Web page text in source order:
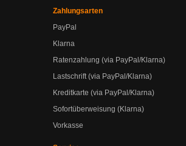
Zahlungsarten
PayPal
Klarna
Ratenzahlung (via PayPal/Klarna)
Lastschrift (via PayPal/Klarna)
Kreditkarte (via PayPal/Klarna)
Sofortüberweisung (Klarna)
Vorkasse